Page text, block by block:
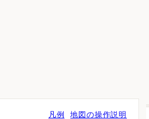
凡例 地図の操作説明